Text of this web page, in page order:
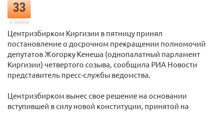
33
в архиве
Центризбирком Киргизии в пятницу принял
постановление о досрочном прекращении полномочий
депутатов Жогорку Кенеша (однопалатный парламент
Киргизии) четвертого созыва, сообщила РИА Новости
представитель пресс-службы ведомства.
Центризбирком вынес свое решение на основании
вступившей в силу новой конституции, принятой на